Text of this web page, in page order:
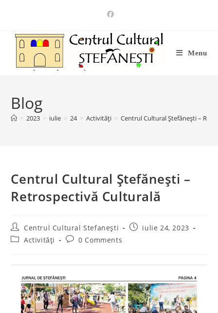
Menu
Blog
> 2023 > iulie > 24 > Activități > Centrul Cultural Ștefănești –
Centrul Cultural Ștefănești –
Retrospectivă Culturală
Post
author:
Centrul Cultural Stefanești
Postiulie 24, 2023
PostActivități
Post0 Comments